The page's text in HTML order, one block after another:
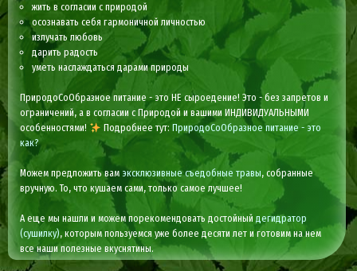
жить в согласии с природой
осознавать себя гармоничной личностью
излучать любовь
дарить радость
уметь наслаждаться дарами природы
ПриродоСоОбразное питание - это НЕ сыроедение! Это - без запретов и
ограничений, а в согласии с Природой и вашими ИНДИВИДУАЛЬНЫМИ
особенностями!
Подробнее тут: ПриродоСоОбразное питание - это
как?
Можем предложить вам эксклюзивные съедобные травы, собранные
вручную. То, что кушаем сами, только самое лучшее!
А еще мы нашли и можем порекомендовать достойныйдегидратор
(сушилку), которым пользуемся уже более десяти лет и готовим на нем
все наши полезные вкуснятины.